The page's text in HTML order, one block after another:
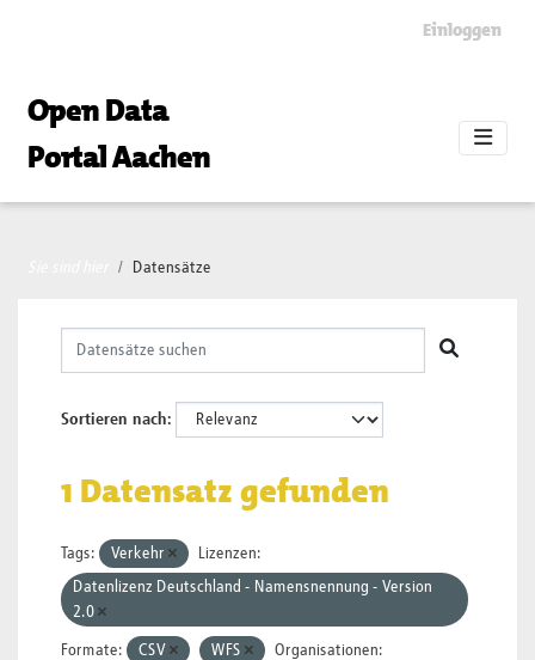
Einloggen
Open Data
Portal Aachen
Datensätze
Sortieren nach
1 Datensatz gefunden
Tags: Verkehr
Lizenzen:
Datenlizenz Deutschland - Namensnennung - Version
2.0
Formate: CSV WFS Organisationen: